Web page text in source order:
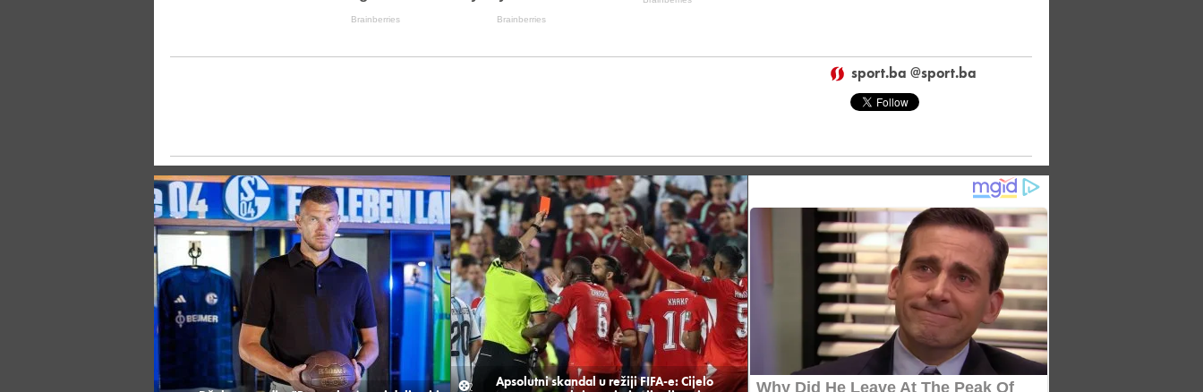
sport.ba @sport.ba
Apsolutni skandal u režiji FIFA-e: Cijelo